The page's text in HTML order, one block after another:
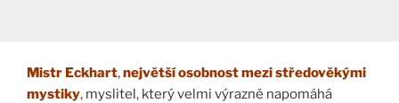
Mistr Eckhart,největší osobnost mezi středověkými
mystiky, myslitel, který velmi výrazně napomáhá